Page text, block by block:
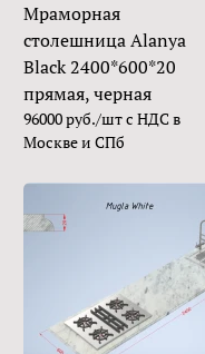
Мраморная
столешница Alanya
Black 2400*600*20
прямая, черная
96000 руб./шт с НДС в
Москве и СПб